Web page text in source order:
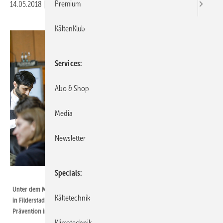
14.05.2018 Druckvorschau
Unter dem Motto Gesund leben und arbeiten in Handwerksbetrieben wird
in Filderstadt bei Stuttgart am 21. und 22. Juni über betriebliche
Prävention informiert und diskutiert.
Premium
KältenKlub
Services
Abo & Shop
Media
Newsletter
Specials
Kältetechnik